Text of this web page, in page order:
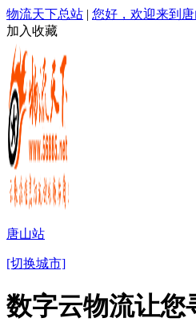
物流天下总站 | 您好，欢迎来到唐
加入收藏
唐山站
[切换城市]
数字云物流让您